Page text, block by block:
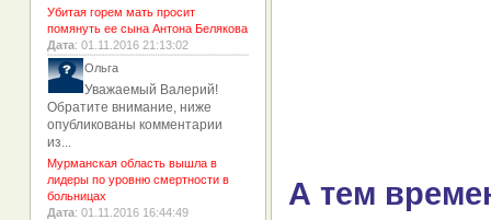
А тем
Убитая горем мать просит
помянуть ее сына Антона Белякова
Дата: 01.11.2016 21:13:02
Ольга
Уважаемый Валерий!
Обратите внимание, ниже
опубликованы комментарии
из...
Мурманская область вышла в
лидеры по уровню смертности в
больницах
Дата: 01.11.2016 16:44:49